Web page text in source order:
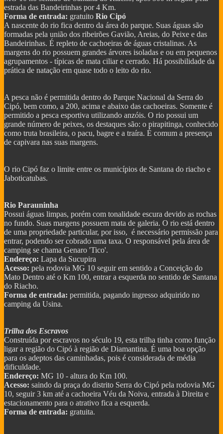
estrada das Bandeirinhas por 4 Km.
Forma de entrada: gratuito Rio Cipó
A nascente do rio fica dentro da área do parque. Suas águas são
formadas pela união dos ribeirões Gavião, Areias, do Peixe e das
Bandeirinhas. É repleto de cachoeiras de águas cristalinas. As
margens do rio possuem grandes árvores isoladas e ou em pequenos
agrupamentos - típicas de mata ciliar e cerrado. Há possibilidade da
prática de natação em quase todo o leito do rio.
A pesca não é permitida dentro do Parque Nacional da Serra do
Cipó, bem como, a 200, acima e abaixo das cachoeiras. Somente é
permitido a pesca esportiva utilizando anzóis. O rio possui um
grande número de peixes, os destaques são: o pirapitinga, conhecido
como truta brasileira, o pacu, bagre e a traíra. É comum a presença
de capivara nas suas margens.
O rio Cipó faz o limite entre os municípios de Santana do riacho e
Jaboticatubas.
Rio Parauninha
Possui águas limpas, porém com tonalidade escura devido as rochas
no fundo. Suas margens possuem mata de galeria. O rio está dentro
de uma propriedade particular, por isso, é necessário permissão para
entrar, podendo ser cobrado uma taxa. O responsável pela área de
camping se chama Genaro 'Tico'.
Endereço: Lapa da Sucupira
Acesso: pela rodovia MG 10 seguir em sentido a Conceição do
Mato Dentro até o Km 100, entrar a esquerda no sentido de Santana
do Riacho.
Forma de entrada: permitida, pagando ingresso adquirido no
camping da Usina.
Trilha dos Escravos
Construída por escravos no século 19, esta trilha tinha como função
ligar a região do Cipó à região de Diamantina. É uma boa opção
para os adeptos das caminhadas, pois é considerada de média
dificuldade.
Endereço: MG 10 - altura do Km 100.
Acesso: saindo da praça do distrito Serra do Cipó pela rodovia MG
10, seguir 3 km até a cachoeira Véu da Noiva, entrada à Direita e
estacionamento para o atrativo fica a esquerda.
Forma de entrada: gratuita.